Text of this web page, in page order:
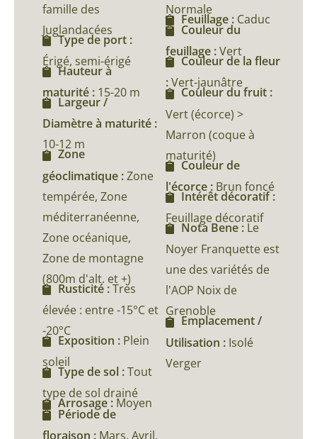
famille des
Juglandacées
Type de port :
Érigé, semi-érigé
Hauteur à
maturité : 15-20 m
Largeur /
Diamètre à maturité :
10-12 m
Zone
géoclimatique :Zone
tempérée, Zone
méditerranéenne,
Zone océanique,
Zone de montagne
(800m d'alt. et +)
Rusticité :Très
élevée : entre -15°C et
-20°C
Exposition : Plein
soleil
Type de sol :Tout
type de sol drainé
Arrosage : Moyen
Période de
floraison : Mars, Avril,
Normale
Feuillage : Caduc
Couleur du
feuillage :Vert
Couleur de la fleur
:Vert-jaunâtre
Couleur du fruit :
Vert (écorce) >
Marron (coque à
maturité)
Couleur de
l'écorce : Brun foncé
Intérêt décoratif :
Feuillage décoratif
Nota Bene : Le
Noyer Franquette est
une des variétés de
l'AOP Noix de
Grenoble
Emplacement /
Utilisation : Isolé
Verger